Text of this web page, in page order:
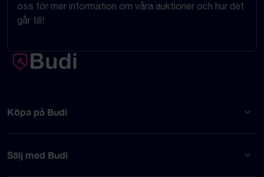
oss för mer information om våra auktioner och hur det
går till!
Köpa på Budi
Sälj med Budi